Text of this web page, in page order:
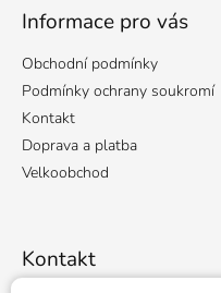
Informace pro vás
Obchodní podmínky
Podmínky ochrany soukromí
Kontakt
Doprava a platba
Velkoobchod
Kontakt